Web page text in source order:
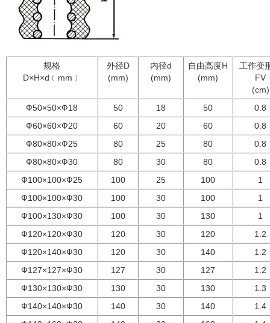
规格
D×H×d﹝mm﹞
外径D
(mm)
内径d
(mm)
自由高度H
(mm)
工作变
FV
(cm)
Ф50×50×Ф18
50 18 50
0.8
Ф60×60×Ф20
60 20 60
0.8
Ф80×80×Ф25
80 25 80
0.8
Ф80×80×Ф30
80 30 80
0.8
Ф100×100×Ф25
100 25 100
1
Ф100×100×Ф30
100 30 100
1
Ф100×130×Ф30
100 30 130
1
Ф120×120×Ф30
120 30 120
1.2
Ф120×140×Ф30
120 30 140
1.2
Ф127×127×Ф30
127 30 127
1.2
Ф130×130×Ф30
130 30 130
1.3
Ф140×140×Ф30
140 30 140
1.4